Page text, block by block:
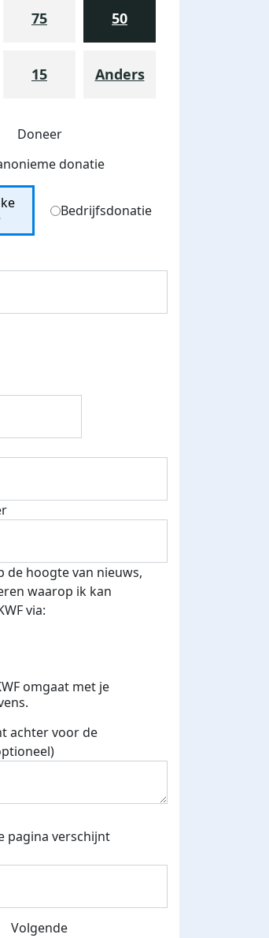
75 50
15 Anders
Doneer
donatie
Bedrijfsdonatie
de hoogte van nieuws,
waarop ik kan
via:
omgaat met je
achter voor de
pagina verschijnt
Volgende